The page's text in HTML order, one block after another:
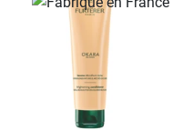
faciles à coiffer.
naturelle.
d'origine